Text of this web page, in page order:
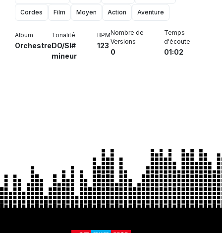
Cordes Film Moyen Action Aventure
Album
Orchestre
Tonalité
DO/SI#
mineur
BPM
123
Nombre de
Versions
0
Temps
d'écoute
01:02